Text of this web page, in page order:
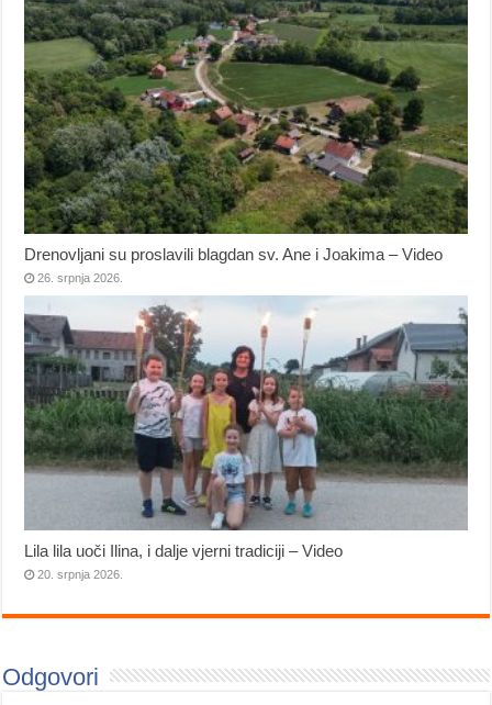
Drenovljani su proslavili blagdan sv. Ane i Joakima – Video
26. srpnja 2026.
Lila lila uoči Ilina, i dalje vjerni tradiciji – Video
20. srpnja 2026.
Odgovori